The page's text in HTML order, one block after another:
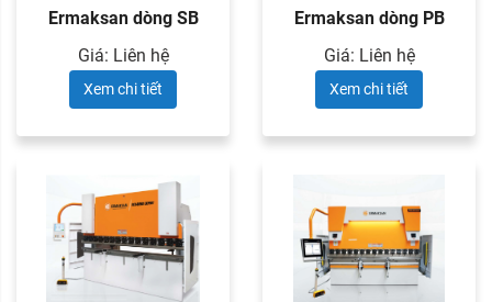
Ermaksan dòng SB
PRO series
Giá: Liên hệ
Xem chi tiết
Ermaksan dòng PB
PRO series
Giá: Liên hệ
Xem chi tiết